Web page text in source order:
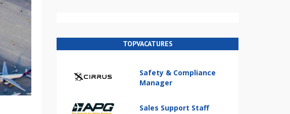
TOPVACATURES
Safety & Compliance
Manager
Sales Support Staff